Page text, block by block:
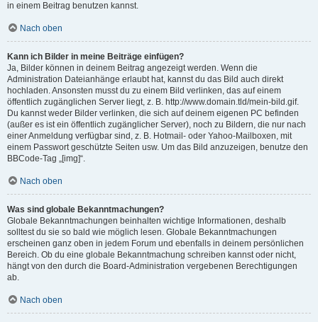
in einem Beitrag benutzen kannst.
Nach oben
Kann ich Bilder in meine Beiträge einfügen?
Ja, Bilder können in deinem Beitrag angezeigt werden. Wenn die
Administration Dateianhänge erlaubt hat, kannst du das Bild auch direkt
hochladen. Ansonsten musst du zu einem Bild verlinken, das auf einem
öffentlich zugänglichen Server liegt, z. B. http://www.domain.tld/mein-bild.gif.
Du kannst weder Bilder verlinken, die sich auf deinem eigenen PC befinden
(außer es ist ein öffentlich zugänglicher Server), noch zu Bildern, die nur nach
einer Anmeldung verfügbar sind, z. B. Hotmail- oder Yahoo-Mailboxen, mit
einem Passwort geschützte Seiten usw. Um das Bild anzuzeigen, benutze den
BBCode-Tag „[img]“.
Nach oben
Was sind globale Bekanntmachungen?
Globale Bekanntmachungen beinhalten wichtige Informationen, deshalb
solltest du sie so bald wie möglich lesen. Globale Bekanntmachungen
erscheinen ganz oben in jedem Forum und ebenfalls in deinem persönlichen
Bereich. Ob du eine globale Bekanntmachung schreiben kannst oder nicht,
hängt von den durch die Board-Administration vergebenen Berechtigungen
ab.
Nach oben